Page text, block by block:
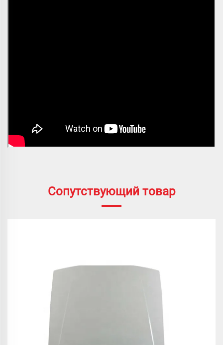
Сопутствующий товар